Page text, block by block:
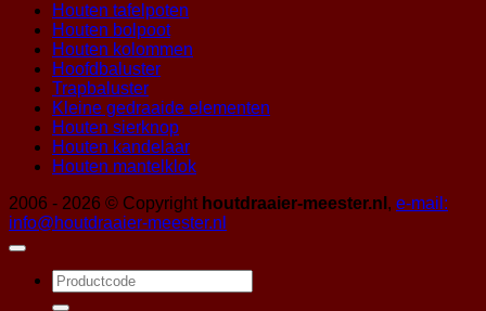
Houten tafelpoten
Houten bolpoot
Houten kolommen
Hoofdbaluster
Trapbaluster
Kleine gedraaide elementen
Houten sierknop
Houten kandelaar
Houten mantelklok
2006 - 2026 © Copyright houtdraaier-meester.nl , e-mail:
info@houtdraaier-meester.nl
Zoeken
naar: